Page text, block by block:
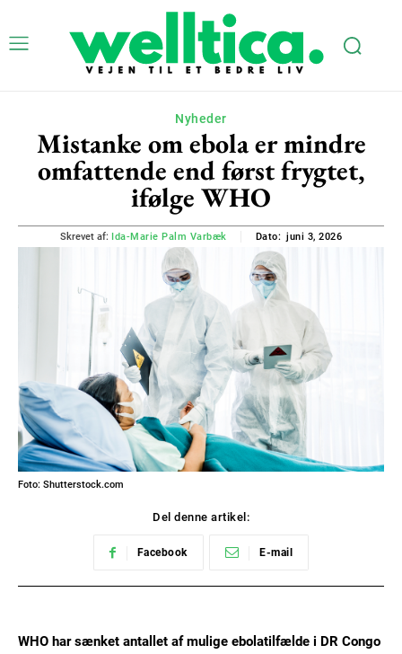
Nyheder
Mistanke om ebola er mindre
omfattende end først frygtet,
ifølge WHO
Skrevet af: Ida-Marie Palm Varbæk Dato: juni 3, 2026
Foto: Shutterstock.com
Del denne artikel:
Facebook E-mail
WHO har sænket antallet af mulige ebolatilfælde i DR Congo